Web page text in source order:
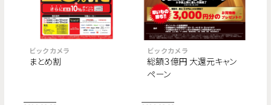
ビックカメラ
まとめ割
ビックカメラ
総額３億円 大還元キャン
ペーン